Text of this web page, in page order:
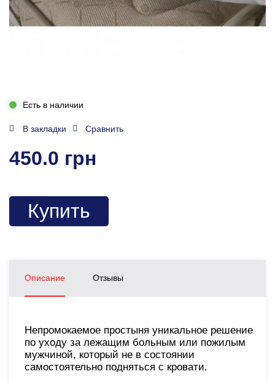
Есть в наличии
В закладки Сравнить
450.0 грн
Купить
Описание Отзывы
Непромокаемое простыня уникальное решение
по уходу за лежащим больным или пожилым
мужчиной, который не в состоянии
самостоятельно подняться с кровати.